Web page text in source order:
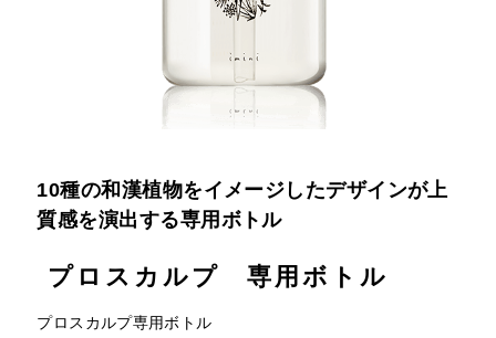
10種の和漢植物をイメージしたデザインが上
質感を演出する専用ボトル
プロスカルプ 専用ボトル
プロスカルプ専用ボトル